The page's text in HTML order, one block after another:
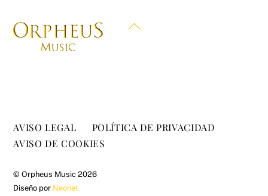
Back
AVISO LEGAL
POLÍTICA DE PRIVACIDAD
AVISO DE COOKIES
©Orpheus Music 2026
Diseño por Neonet